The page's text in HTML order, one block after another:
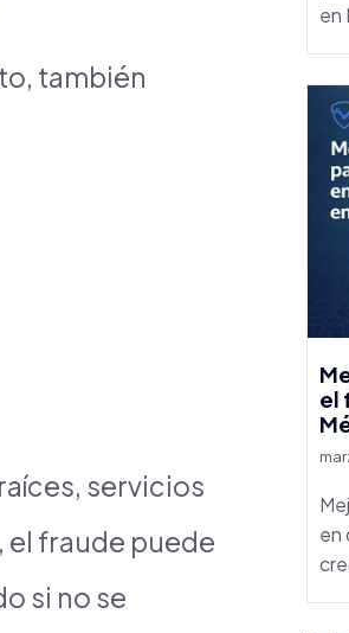
también
servicios
fraude puede
si no se
en
el
en